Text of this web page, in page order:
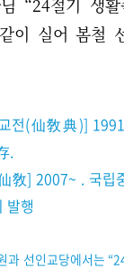
“24절기 생활
이 실어 봄철
전(仙敎典)]
.
敎] 2007~ . 국립
발행
선인교당에서는